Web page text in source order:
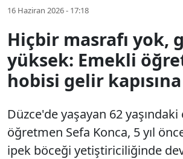
16 Haziran 2026 - 17:18
Hiçbir masrafı yok,
yüksek: Emekli
hobisi gelir
Düzce'de yaşayan 62
öğretmen Sefa Konca, 5 yıl
ipek böceği yetiştiriciliğinde